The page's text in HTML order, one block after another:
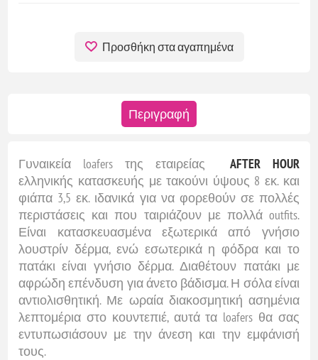
Προσθήκη στα αγαπημένα
Περιγραφή
Γυναικεία loafers της εταιρείας AFTER HOUR
ελληνικής κατασκευής με τακούνι ύψους 8 εκ. και
φιάπα 3,5 εκ. ιδανικά για να φορεθούν σε πολλές
περιστάσεις και που ταιριάζουν με πολλά outfits.
Είναι κατασκευασμένα εξωτερικά από γνήσιο
λουστρίν δέρμα, ενώ εσωτερικά η φόδρα και το
πατάκι είναι γνήσιο δέρμα. Διαθέτουν πατάκι με
αφρώδη επένδυση για άνετο βάδισμα. Η σόλα είναι
αντιολισθητική. Με ωραία διακοσμητική ασημένια
λεπτομέρια στο κουντεπιέ, αυτά τα loafers θα σας
εντυπωσιάσουν με την άνεση και την εμφάνισή
τους.